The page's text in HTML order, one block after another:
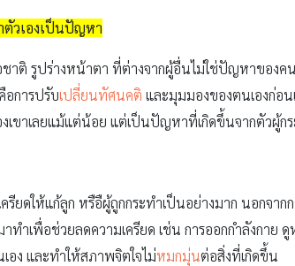
ตัวเองเป็นปัญหา
าติ รูปร่างหน้าตา ที่ต่างจากผู้อื่นไม่ใช่ปัญหาของ
การปรับเปลี่ยนทัศนคติ และมุมมองของตนเองก่อ
เขาเลยแม้แต่น้อย แต่เป็นปัญหาที่เกิดขึ้นจากตัวผู้ก
ครียดให้แก้ลูก หรือืผู้ถูกกระทำเป็นอย่างมาก นอกจ
ทำเพื่อช่วยลดความเครียด เช่น การออกกำลังกาย
อง และทำให้สภาพจิตใจไม่หมกมุ่นต่อสิ่งที่เกิดขึ้น